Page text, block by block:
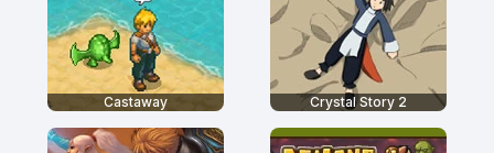
Castaway Crystal Story 2